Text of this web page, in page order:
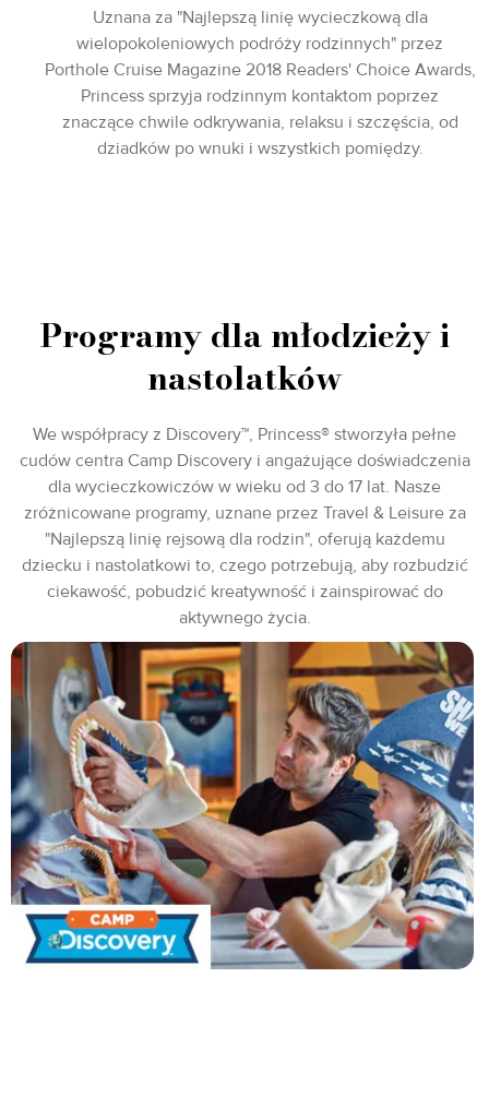
Uznana za "Najlepszą linię wycieczkową dla
wielopokoleniowych podróży rodzinnych" przez
Porthole Cruise Magazine 2018 Readers' Choice Awards,
Princess sprzyja rodzinnym kontaktom poprzez
znaczące chwile odkrywania, relaksu i szczęścia, od
dziadków po wnuki i wszystkich pomiędzy.
Programy dla młodzieży i
nastolatków
We współpracy z Discovery™, Princess® stworzyła pełne
cudów centra Camp Discovery i angażujące doświadczenia
dla wycieczkowiczów w wieku od 3 do 17 lat. Nasze
zróżnicowane programy, uznane przez Travel & Leisure za
"Najlepszą linię rejsową dla rodzin", oferują każdemu
dziecku i nastolatkowi to, czego potrzebują, aby rozbudzić
ciekawość, pobudzić kreatywność i zainspirować do
aktywnego życia.